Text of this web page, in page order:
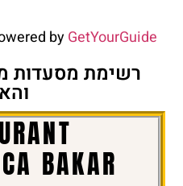
byGetYourGuide
רשימת מסעדות
BAKAR”